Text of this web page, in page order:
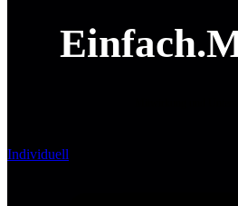
Individuell